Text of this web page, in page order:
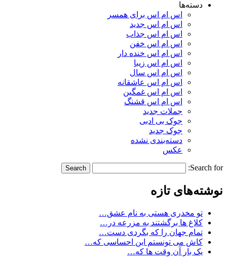
دسته‌ها
اس ام اس برای همسر
اس ام اس جدید
اس ام اس جذاب
اس ام اس خفن
اس ام اس خنده دار
اس ام اس زیبا
اس ام اس سال
اس ام اس عاشقانه
اس ام اس غمگین
اس ام اس قشنگ
جملات جدید
جوک بی ادبی
جوک جدید
دسته‌بندی نشده
عکس
Search for:
نوشته‌های تازه
تو مخدری هستی به نام عشق…
کلاغ ها برگشتند به مزرعه در…
تمام جهان را که بگردی دست…
کاش می تونستم این احساسی که…
یک بار آن وقت ها که…